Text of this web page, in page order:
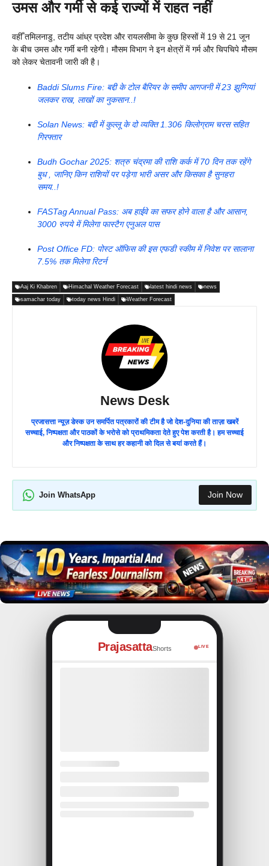
उमस और गर्मी सेकई राज्यों मेंराहत नहीं
वहीँ तमिलनाडु, तटीय आंध्र प्रदेश और रायलसीमा के कुछ हिस्सों में 19 से 21 जून
के बीच उमस और गर्मी बनी रहेगी। मौसम विभाग ने इन क्षेत्रों में गर्म और चिपचिपे मौसम
को लेकर चेतावनी जारी की है।
Baddi Slums Fire: बद्दी के टोल बैरियर के समीप आगजनी में 23 झुग्गियां
जलकर राख, लाखों का नुकसान..!
Solan News: बद्दी में कुल्लू के दो व्यक्ति 1.306 किलोग्राम चरस सहित
गिरफ्तार
Budh Gochar 2025: शत्रु चंद्रमा की राशि कर्क में 70 दिन तक रहेंगे
बुध , जानिए किन राशियों पर पड़ेगा भारी असर और किसका है सुनहरा
समय..!
FASTag Annual Pass: अब हाईवे का सफर होने वाला है और आसान,
3000 रुपये में मिलेगा फास्टैग एनुअल पास
Post Office FD: पोस्ट ऑफिस की इस एफडी स्कीम में निवेश पर सालाना
7.5% तक मिलेगा रिटर्न
Aaj Ki Khabren Himachal Weather Forecast latest hindi news news
samachar today today news Hindi Weather Forecast
News Desk
प्रजासत्ता न्यूज़ डेस्क उन समर्पित पत्रकारों की टीम है जो देश-दुनिया की ताज़ा खबरें
सच्चाई, निष्पक्षता और पाठकों के भरोसे को प्राथमिकता देते हुए पेश करती है। हम सच्चाई
और निष्पक्षता के साथ हर कहानी को दिल से बयां करते हैं।
Join WhatsApp Join Now
PrajasattaShorts LIVE